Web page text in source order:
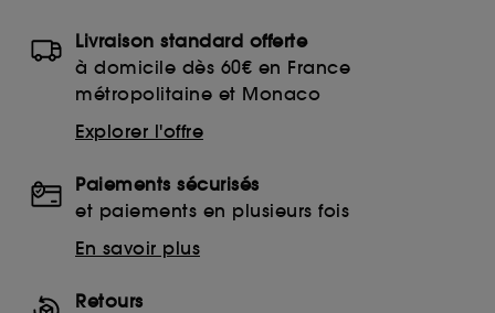
Livraison standard offerte
à domicile dès 60€ en France
métropolitaine et Monaco
Explorer l'offre
Paiements sécurisés
et paiements en plusieurs fois
En savoir plus
Retours